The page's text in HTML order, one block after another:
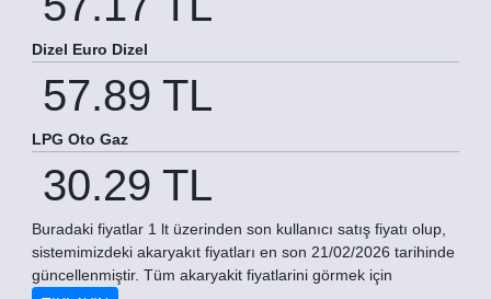
Dizel Euro Dizel
57.89 TL
LPG Oto Gaz
30.29 TL
Buradaki fiyatlar 1 lt üzerinden son kullanıcı satış fiyatı olup,
sistemimizdeki akaryakıt fiyatları en son 21/02/2026 tarihinde
güncellenmiştir. Tüm akaryakit fiyatlarini görmek için